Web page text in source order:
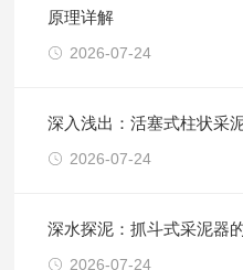
原理详解
2026-07-24
深入浅出：活塞式柱状采
2026-07-24
深水探泥：抓斗式采泥器
2026-07-24